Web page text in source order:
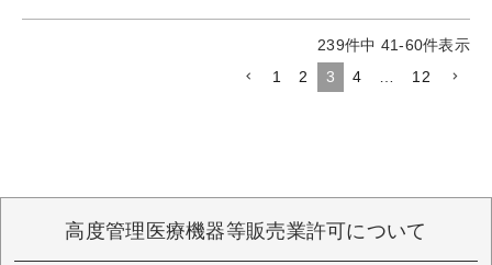
239件中 41-60件表示
1
2 3 4 12
高度管理医療機器等販売業許可について